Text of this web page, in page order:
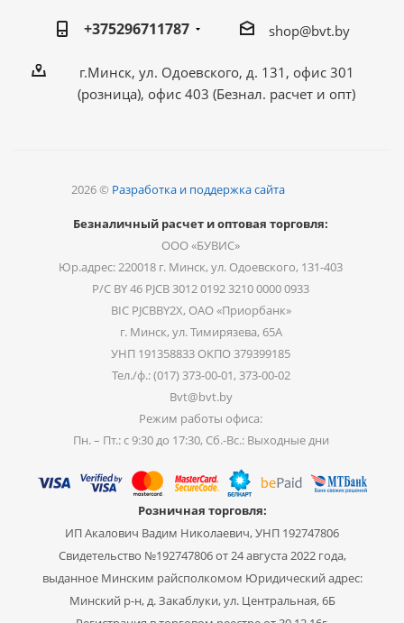
+375296711787
shop@bvt.by
г.Минск, ул. Одоевского, д. 131, офис 301
(розница), офис 403 (Безнал. расчет и опт)
2026 © Разработка и поддержка сайта
Безналичный расчет и оптовая торговля:
ООО «БУВИС»
Юр.адрес: 220018 г. Минск, ул. Одоевского, 131-403
Р/С BY 46 PJCB 3012 0192 3210 0000 0933
BIC PJCBBY2X, ОАО «Приорбанк»
г. Минск, ул. Тимирязева, 65А
УНП 191358833 ОКПО 379399185
Тел./ф.: (017) 373-00-01, 373-00-02
Bvt@bvt.by
Режим работы офиса:
Пн. – Пт.: с 9:30 до 17:30, Сб.-Вс.: Выходные дни
Розничная торговля:
ИП Акалович Вадим Николаевич, УНП 192747806
Свидетельство №192747806 от 24 августа 2022 года,
выданное Минским райсполкомом Юридический адрес:
Минский р-н, д. Закаблуки, ул. Центральная, 6Б